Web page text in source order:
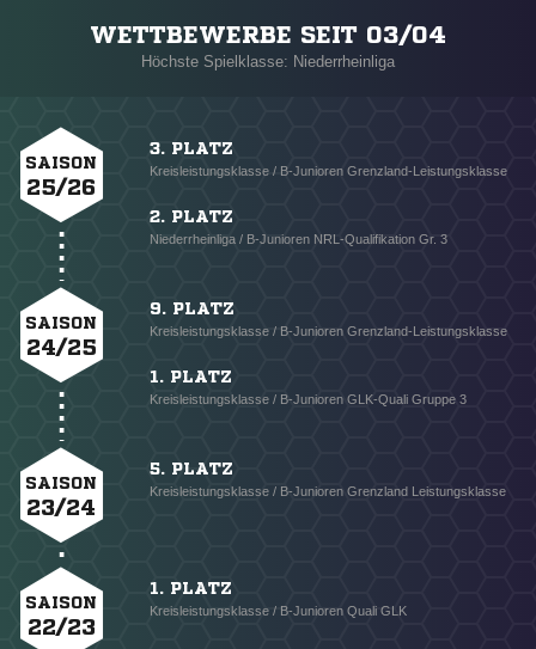
WETTBEWERBE SEIT 03/04
Höchste Spielklasse: Niederrheinliga
SAISON
25/26
3. PLATZ
Kreisleistungsklasse / B-Junioren Grenzland-Leistungsklasse
2. PLATZ
Niederrheinliga / B-Junioren NRL-Qualifikation Gr. 3
SAISON
24/25
9. PLATZ
Kreisleistungsklasse / B-Junioren Grenzland-Leistungsklasse
1. PLATZ
Kreisleistungsklasse / B-Junioren GLK-Quali Gruppe 3
SAISON
23/24
5. PLATZ
Kreisleistungsklasse / B-Junioren Grenzland Leistungsklasse
SAISON
22/23
1. PLATZ
Kreisleistungsklasse / B-Junioren Quali GLK